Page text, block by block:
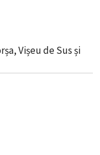
Vișeu de Sus și